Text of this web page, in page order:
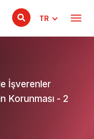
TR
İşverenler
Korunması - 2